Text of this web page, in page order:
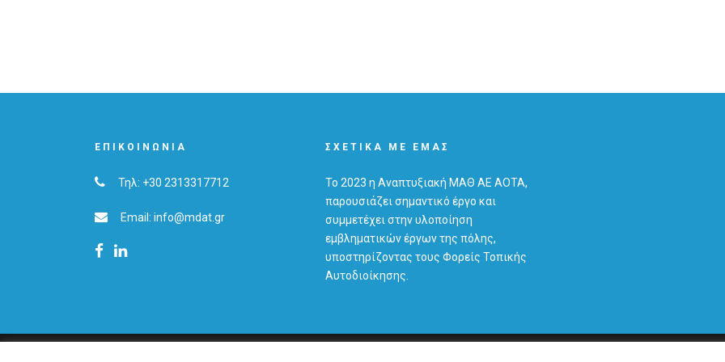
ΕΠΙΚΟΙΝΩΝΊΑ
Τηλ: +30 2313317712
Email: info@mdat.gr
ΣΧΕΤΙΚΆ ΜΕ ΕΜΆΣ
Το 2023 η Αναπτυξιακή ΜΑΘ ΑΕ ΑΟΤΑ,
παρουσιάζει σημαντικό έργο και
συμμετέχει στην υλοποίηση
εμβληματικών έργων της πόλης,
υποστηρίζοντας τους Φορείς Τοπικής
Αυτοδιοίκησης.